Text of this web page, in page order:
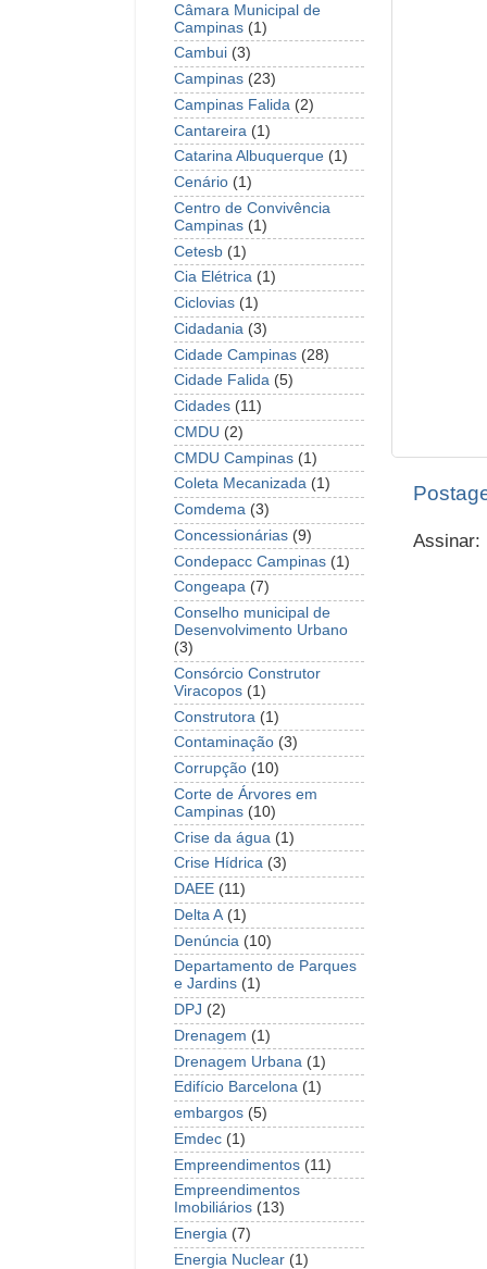
Assinar:
Câmara Municipal de
Campinas (1)
Cambui (3)
Campinas (23)
Campinas Falida (2)
Cantareira (1)
Catarina Albuquerque (1)
Cenário (1)
Centro de Convivência
Campinas (1)
Cetesb (1)
Cia Elétrica (1)
Ciclovias (1)
Cidadania (3)
Cidade Campinas (28)
Cidade Falida (5)
Cidades (11)
CMDU (2)
CMDU Campinas (1)
Coleta Mecanizada (1)
Comdema (3)
Concessionárias (9)
Condepacc Campinas (1)
Congeapa (7)
Conselho municipal de
Desenvolvimento Urbano
(3)
Consórcio Construtor
Viracopos (1)
Construtora (1)
Contaminação (3)
Corrupção (10)
Corte de Árvores em
Campinas (10)
Crise da água (1)
Crise Hídrica (3)
DAEE (11)
Delta A (1)
Denúncia (10)
Departamento de Parques
e Jardins (1)
DPJ (2)
Drenagem (1)
Drenagem Urbana (1)
Edifício Barcelona (1)
embargos (5)
Emdec (1)
Empreendimentos (11)
Empreendimentos
Imobiliários (13)
Energia (7)
Energia Nuclear (1)